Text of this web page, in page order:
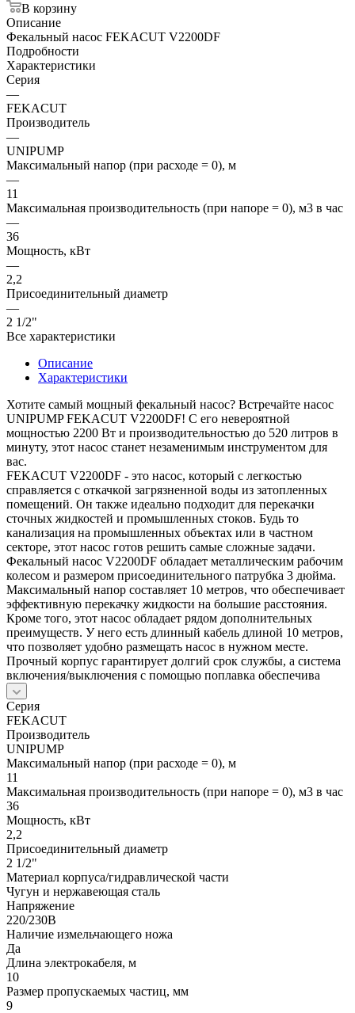
В корзину
Описание
Фекальный насос FEKACUT V2200DF
Подробности
Характеристики
Серия
—
FEKACUT
Производитель
—
UNIPUMP
Максимальный напор (при расходе = 0), м
—
11
Максимальная производительность (при напоре = 0), м3 в час
—
36
Мощность, кВт
—
2,2
Присоединительный диаметр
—
2 1/2"
Все характеристики
Описание
Характеристики
Хотите самый мощный фекальный насос? Встречайте насос
UNIPUMP FEKACUT V2200DF! С его невероятной
мощностью 2200 Вт и производительностью до 520 литров в
минуту, этот насос станет незаменимым инструментом для
вас.
FEKACUT V2200DF - это насос, который с легкостью
справляется с откачкой загрязненной воды из затопленных
помещений. Он также идеально подходит для перекачки
сточных жидкостей и промышленных стоков. Будь то
канализация на промышленных объектах или в частном
секторе, этот насос готов решить самые сложные задачи.
Фекальный насос V2200DF обладает металлическим рабочим
колесом и размером присоединительного патрубка 3 дюйма.
Максимальный напор составляет 10 метров, что обеспечивает
эффективную перекачку жидкости на большие расстояния.
Кроме того, этот насос обладает рядом дополнительных
преимуществ. У него есть длинный кабель длиной 10 метров,
что позволяет удобно размещать насос в нужном месте.
Прочный корпус гарантирует долгий срок службы, а система
включения/выключения с помощью поплавка обеспечива
Серия
FEKACUT
Производитель
UNIPUMP
Максимальный напор (при расходе = 0), м
11
Максимальная производительность (при напоре = 0), м3 в час
36
Мощность, кВт
2,2
Присоединительный диаметр
2 1/2"
Материал корпуса/гидравлической части
Чугун и нержавеющая сталь
Напряжение
220/230В
Наличие измельчающего ножа
Да
Длина электрокабеля, м
10
Размер пропускаемых частиц, мм
9